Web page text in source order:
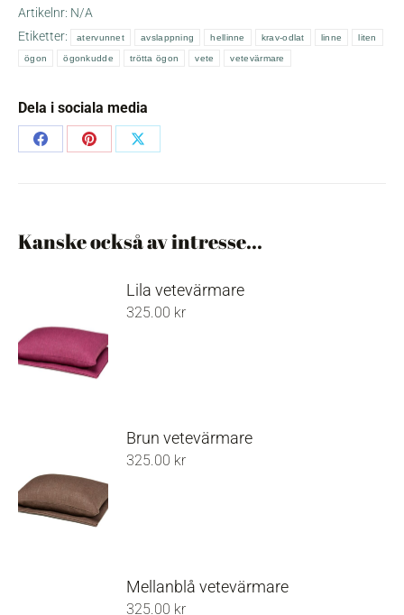
vetevärmare
mängd
Artikelnr: N/A
Etiketter:
atervunnet avslappning hellinne krav-odlat linne liten
ögon ögonkudde trötta ögon vete vetevärmare
Dela i sociala media
Share
Share
Share
Kanske också av intresse...
Lila vetevärmare
325.00 kr
Brun vetevärmare
325.00 kr
Mellanblå vetevärmare
325.00 kr